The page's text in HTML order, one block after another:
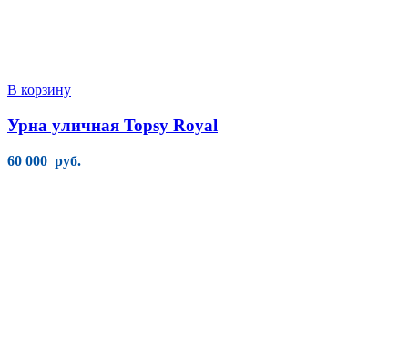
В корзину
Урна уличная Topsy Royal
60 000 руб.